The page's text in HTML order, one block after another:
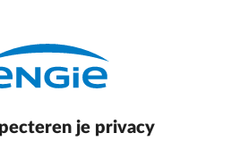
gebruiken?
camera-app van je smartphone. Om
je privacy